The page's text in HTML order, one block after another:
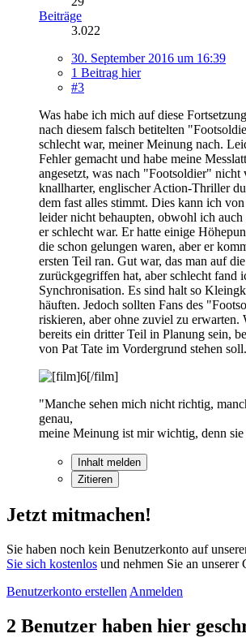
Beiträge
3.022
30. September 2016 um 16:39
1 Beitrag hier
#3
Was habe ich mich auf diese
nach diesem falsch betitelten
schlecht war, meiner Meinung nach.
Fehler gemacht und habe meine
angesetzt, was nach "Footsoldier"
knallharter, englischer Action-Thriller
dem fast alles stimmt. Dies kann ich
leider nicht behaupten, obwohl ich auch
er schlecht war. Er hatte einige
die schon gelungen waren, aber er
ersten Teil ran. Gut war, das man auf
zurückgegriffen hat, aber schlecht fand
Synchronisation. Es sind halt so
häuften. Jedoch sollten Fans des
riskieren, aber ohne zuviel zu erwarten.
bereits ein dritter Teil in Planung sein,
von Pat Tate im Vordergrund stehen soll.
"Manche sehen mich nicht richtig,
genau,
meine Meinung ist mir wichtig, denn
Inhalt melden
Zitieren
Jetzt mitmachen!
Sie haben noch kein Benutzerkonto auf
Sie sich kostenlos und nehmen Sie an
Benutzerkonto erstellen Anmelden
2 Benutzer haben hier